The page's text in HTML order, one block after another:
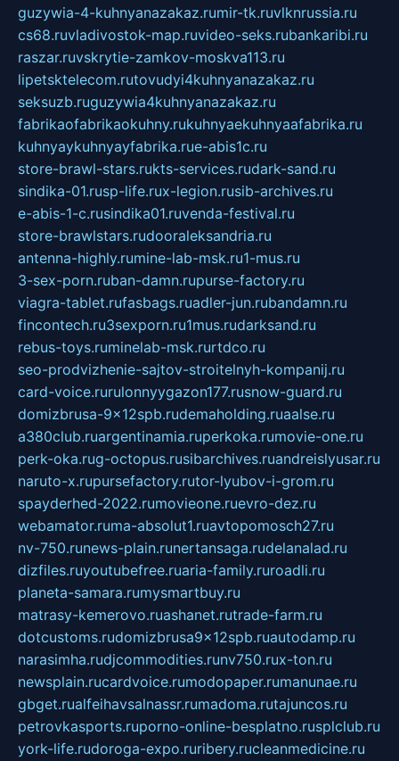
guzywia-4-kuhnyanazakaz.rumir-tk.ruvlknrussia.ru
cs68.ruvladivostok-map.ruvideo-seks.rubankaribi.ru
raszar.ruvskrytie-zamkov-moskva113.ru
lipetsktelecom.rutovudyi4kuhnyanazakaz.ru
seksuzb.ruguzywia4kuhnyanazakaz.ru
fabrikaofabrikaokuhny.rukuhnyaekuhnyaafabrika.ru
kuhnyaykuhnyayfabrika.rue-abis1c.ru
store-brawl-stars.rukts-services.rudark-sand.ru
sindika-01.rusp-life.rux-legion.rusib-archives.ru
e-abis-1-c.rusindika01.ruvenda-festival.ru
store-brawlstars.rudooraleksandria.ru
antenna-highly.rumine-lab-msk.ru1-mus.ru
3-sex-porn.ruban-damn.rupurse-factory.ru
viagra-tablet.rufasbags.ruadler-jun.rubandamn.ru
fincontech.ru3sexporn.ru1mus.rudarksand.ru
rebus-toys.ruminelab-msk.rurtdco.ru
seo-prodvizhenie-sajtov-stroitelnyh-kompanij.ru
card-voice.rurulonnyygazon177.rusnow-guard.ru
domizbrusa-9x12spb.rudemaholding.ruaalse.ru
a380club.ruargentinamia.ruperkoka.rumovie-one.ru
perk-oka.rug-octopus.rusibarchives.ruandreislyusar.ru
naruto-x.rupursefactory.rutor-lyubov-i-grom.ru
spayderhed-2022.rumovieone.ruevro-dez.ru
webamator.ruma-absolut1.ruavtopomosch27.ru
nv-750.runews-plain.runertansaga.rudelanalad.ru
dizfiles.ruyoutubefree.ruaria-family.ruroadli.ru
planeta-samara.rumysmartbuy.ru
matrasy-kemerovo.ruashanet.rutrade-farm.ru
dotcustoms.rudomizbrusa9x12spb.ruautodamp.ru
narasimha.rudjcommodities.runv750.rux-ton.ru
newsplain.rucardvoice.rumodopaper.rumanunae.ru
gbget.rualfeihavsalnassr.rumadoma.rutajuncos.ru
petrovkasports.ruporno-online-besplatno.rusplclub.ru
york-life.rudoroga-expo.ruribery.rucleanmedicine.ru